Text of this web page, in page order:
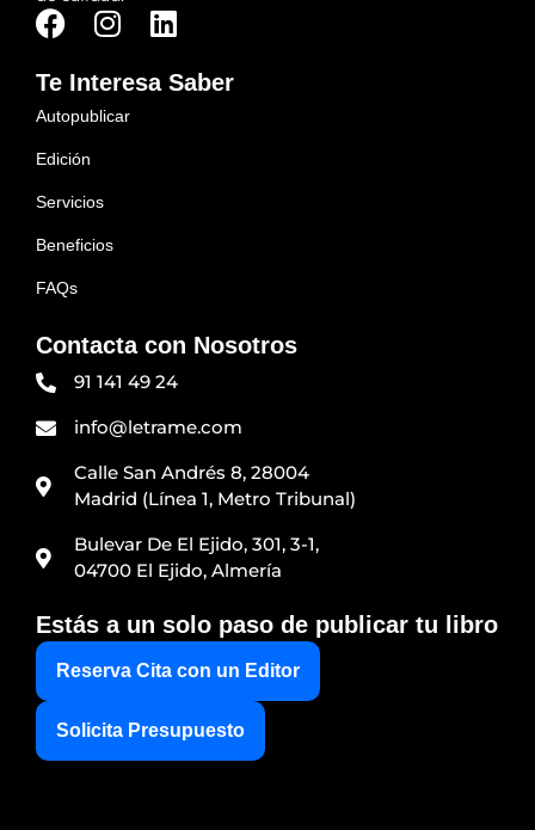
Te Interesa Saber
Autopublicar
Edición
Servicios
Beneficios
FAQs
Contacta con Nosotros
91 141 49 24
info@letrame.com
Calle San Andrés 8, 28004
Madrid (Línea 1, Metro Tribunal)
Bulevar De El Ejido, 301, 3-1,
04700 El Ejido, Almería
Estás a un solo paso de publicar tu libro
Reserva Cita con un Editor
Solicita Presupuesto